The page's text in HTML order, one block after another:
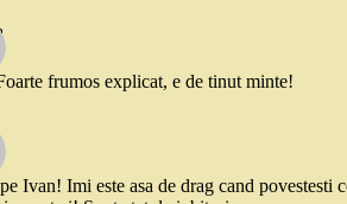
frumos explicat, e de tinut minte!
Ivan! Imi este asa de drag cand povestesti